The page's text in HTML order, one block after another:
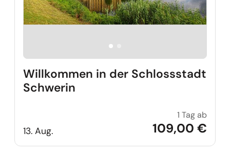
Willkommen in der Schlossstadt
Schwerin
13. Aug.
1 Tag ab
109,00 €